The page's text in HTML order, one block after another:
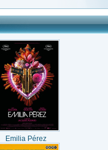
Emilia Pérez